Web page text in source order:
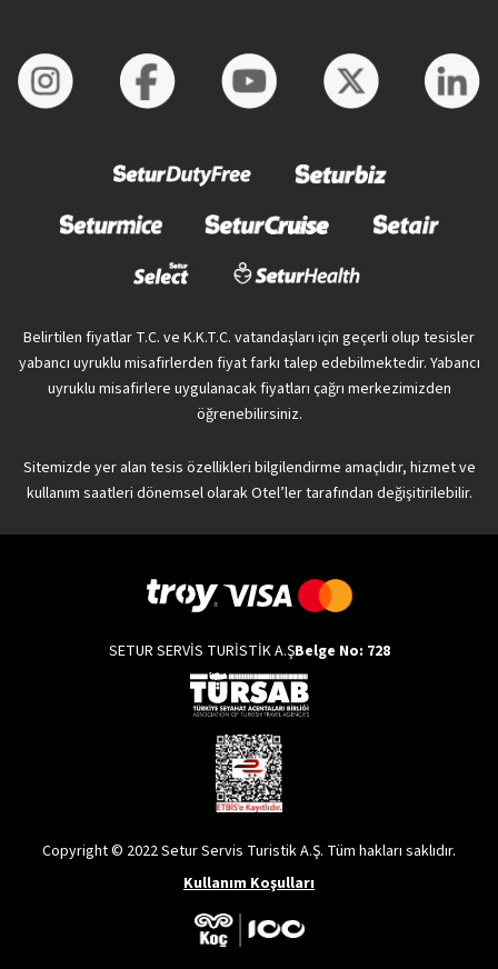
Belirtilen fiyatlar T.C. ve K.K.T.C. vatandaşları için geçerli olup tesisler
yabancı uyruklu misafirlerden fiyat farkı talep edebilmektedir. Yabancı
uyruklu misafirlere uygulanacak fiyatları çağrı merkezimizden
öğrenebilirsiniz.
Sitemizde yer alan tesis özellikleri bilgilendirme amaçlıdır, hizmet ve
kullanım saatleri dönemsel olarak Otel’ler tarafından değişitirilebilir.
SETUR SERVİS TURİSTİK A.ŞBelge No: 728
Copyright © 2022 Setur Servis Turistik A.Ş. Tüm hakları saklıdır.
Kullanım Koşulları